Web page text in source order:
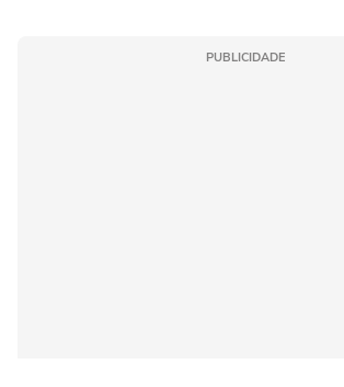
PUBLICIDADE